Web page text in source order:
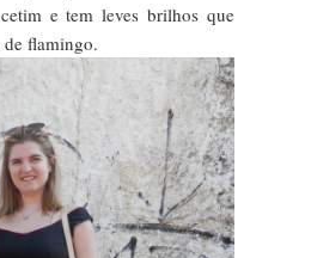
e tem leves brilhos que
de flamingo.